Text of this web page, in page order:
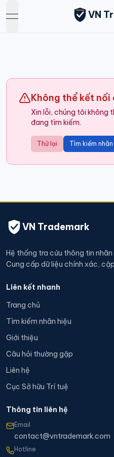
open navigation menu
VN
Không thể kết nối
Xin lỗi, chúng tôi không
đang tìm kiếm.
Thử lại Tìm kiếm nhãn
VN Trademark
Hệ thống tra cứu thông tin
Cung cấp dữ liệu chính xác,
Liên kết nhanh
Trang chủ
Tìm kiếm nhãn hiệu
Giới thiệu
Câu hỏi thường gặp
Liên hệ
Cục Sở hữu Trí tuệ
Thông tin liên hệ
Email
contact@vntrademark.com
Hotline